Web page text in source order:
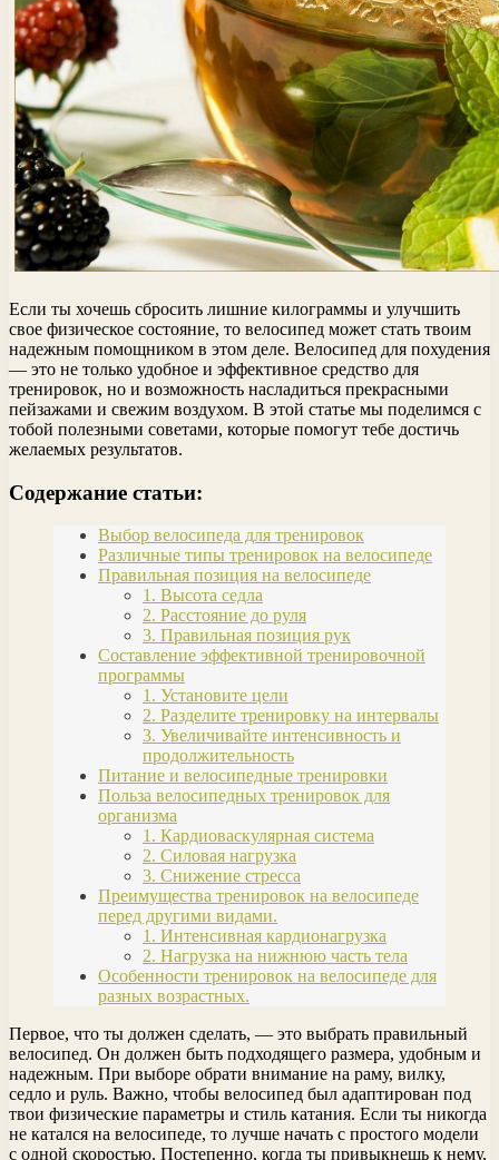
Если ты хочешь сбросить лишние килограммы и улучшить
свое физическое состояние, то велосипед может стать твоим
надежным помощником в этом деле. Велосипед для похудения
— это не только удобное и эффективное средство для
тренировок, но и возможность насладиться прекрасными
пейзажами и свежим воздухом. В этой статье мы поделимся с
тобой полезными советами, которые помогут тебе достичь
желаемых результатов.
Содержание статьи:
Выбор велосипеда для тренировок
Различные типы тренировок на велосипеде
Правильная позиция на велосипеде
1. Высота седла
2. Расстояние до руля
3. Правильная позиция рук
Составление эффективной тренировочной
программы
1. Установите цели
2. Разделите тренировку на интервалы
3. Увеличивайте интенсивность и
продолжительность
Питание и велосипедные тренировки
Польза велосипедных тренировок для
организма
1. Кардиоваскулярная система
2. Силовая нагрузка
3. Снижение стресса
Преимущества тренировок на велосипеде
перед другими видами.
1. Интенсивная кардионагрузка
2. Нагрузка на нижнюю часть тела
Особенности тренировок на велосипеде для
разных возрастных.
Первое, что ты должен сделать, — это выбрать правильный
велосипед. Он должен быть подходящего размера, удобным и
надежным. При выборе обрати внимание на раму, вилку,
седло и руль. Важно, чтобы велосипед был адаптирован под
твои физические параметры и стиль катания. Если ты никогда
не катался на велосипеде, то лучше начать с простого модели
с одной скоростью. Постепенно, когда ты привыкнешь к нему,